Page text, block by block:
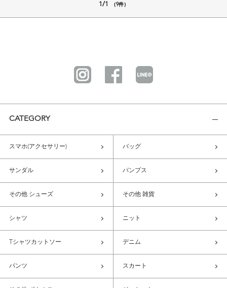
1/1 （9件）
CATEGORY
スマホ(アクセサリー) バッグ
サンダル パンプス
その他 シューズ その他 雑貨
シャツ ニット
Tシャツカットソー デニム
パンツ スカート